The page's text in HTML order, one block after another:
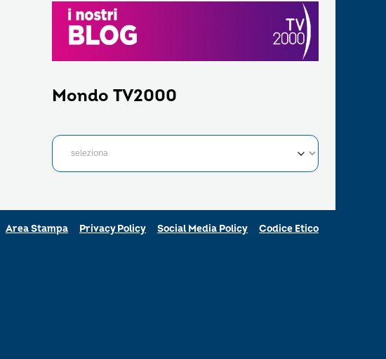
Mondo TV2000
Area Stampa Privacy Policy Social Media Policy Codice Etico